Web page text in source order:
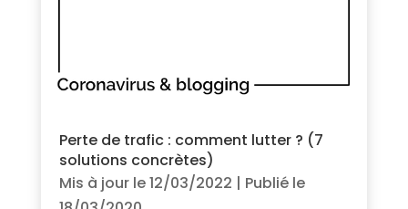
Perte de trafic : comment lutter ? (7
solutions concrètes)
Mis à jour le 12/03/2022 | Publié le